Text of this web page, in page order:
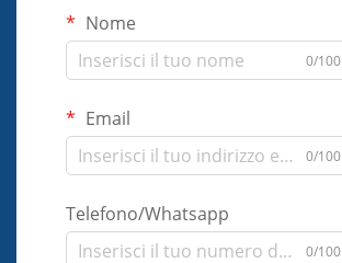
Nome
0/100
Email
0/100
Telefono/Whatsapp
0/100